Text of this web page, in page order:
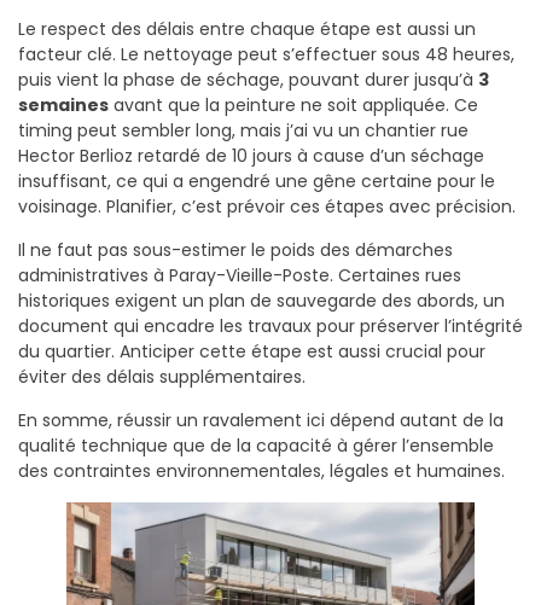
Le respect des délais entre chaque étape est aussi un
facteur clé. Le nettoyage peut s’effectuer sous 48 heures,
puis vient la phase de séchage, pouvant durer jusqu’à 3
semaines avant que la peinture ne soit appliquée. Ce
timing peut sembler long, mais j’ai vu un chantier rue
Hector Berlioz retardé de 10 jours à cause d’un séchage
insuffisant, ce qui a engendré une gêne certaine pour le
voisinage. Planifier, c’est prévoir ces étapes avec précision.
Il ne faut pas sous-estimer le poids des démarches
administratives à Paray-Vieille-Poste. Certaines rues
historiques exigent un plan de sauvegarde des abords, un
document qui encadre les travaux pour préserver l’intégrité
du quartier. Anticiper cette étape est aussi crucial pour
éviter des délais supplémentaires.
En somme, réussir un ravalement ici dépend autant de la
qualité technique que de la capacité à gérer l’ensemble
des contraintes environnementales, légales et humaines.